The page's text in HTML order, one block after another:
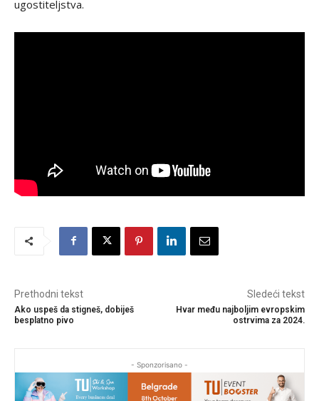
ugostiteljstva.
Prethodni tekst
Ako uspeš da stigneš, dobiješ
besplatno pivo
Sledeći tekst
Hvar među najboljim evropskim
ostrvima za 2024.
- Sponzorisano -